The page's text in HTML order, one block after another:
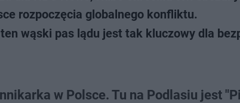
rozpoczęcia globalnego konfliktu.
wąski pas lądu jest tak kluczowy dla
w Polsce. Tu na Podlasiu jest